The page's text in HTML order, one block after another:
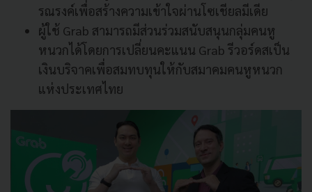
รณรงค์เพื่อสร้างความเข้าใจผ่านโซเชียลมีเดีย
ผู้ใช้ Grab สามารถมีส่วนร่วมสนับสนุนกลุ่มคนหู
หนวกได้โดยการเปลี่ยนคะแนน Grab รีวอร์ดสเป็น
เงินบริจาคเพื่อสมทบทุนให้กับสมาคมคนหูหนวก
แห่งประเทศไทย